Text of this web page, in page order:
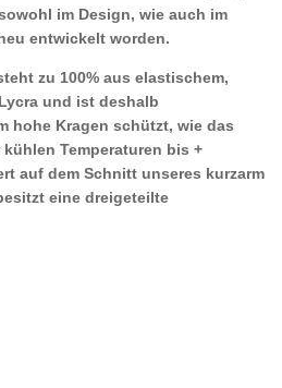
im Design, wie auch im
entwickelt worden.
zu 100% aus elastischem,
und ist deshalb
hohe Kragen schützt, wie das
Temperaturen bis +
auf dem Schnitt unseres kurzarm
eine dreigeteilte